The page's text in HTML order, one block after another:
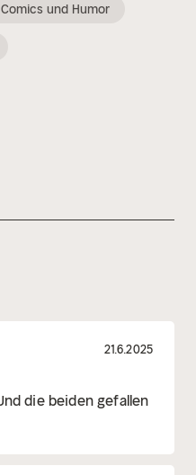
Comics und Humor
21.6.2025
die beiden gefallen